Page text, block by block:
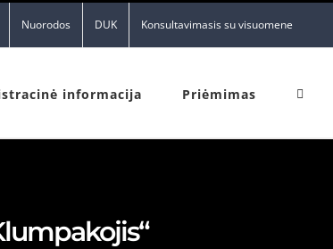
Nuorodos DUK Konsultavimasis su visuomene
informacija Priėmimas